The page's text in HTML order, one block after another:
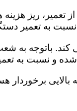
ریز هزینه
به تعمیر
کند. باتوجه به
و نسبت به
بالایی